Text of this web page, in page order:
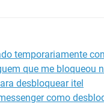
temporariamente
que me bloqueou
desbloquear itel
como